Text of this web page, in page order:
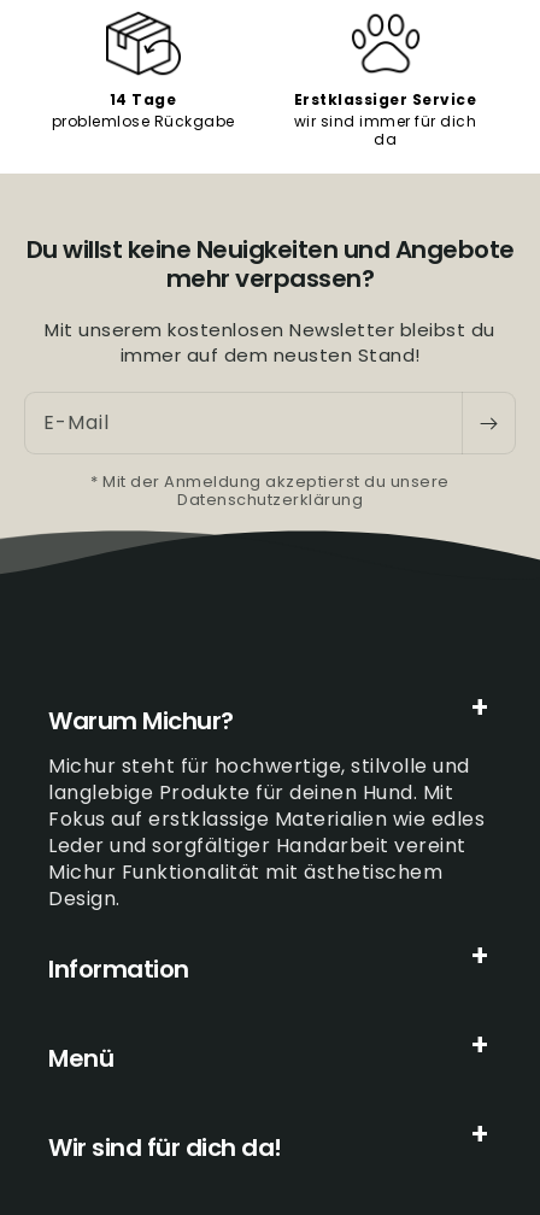
14 Tage
problemlose Rückgabe
Erstklassiger Service
wir sind immer für dich
da
Du willst keine Neuigkeiten und Angebote
mehr verpassen?
Mit unserem kostenlosen Newsletter bleibst du
immer auf dem neusten Stand!
E-Mail
* Mit der Anmeldung akzeptierst du unsere
Datenschutzerklärung
Warum Michur?
Michur steht für hochwertige, stilvolle und
langlebige Produkte für deinen Hund. Mit
Fokus auf erstklassige Materialien wie edles
Leder und sorgfältiger Handarbeit vereint
Michur Funktionalität mit ästhetischem
Design.
Information
Menü
Wir sind für dich da!